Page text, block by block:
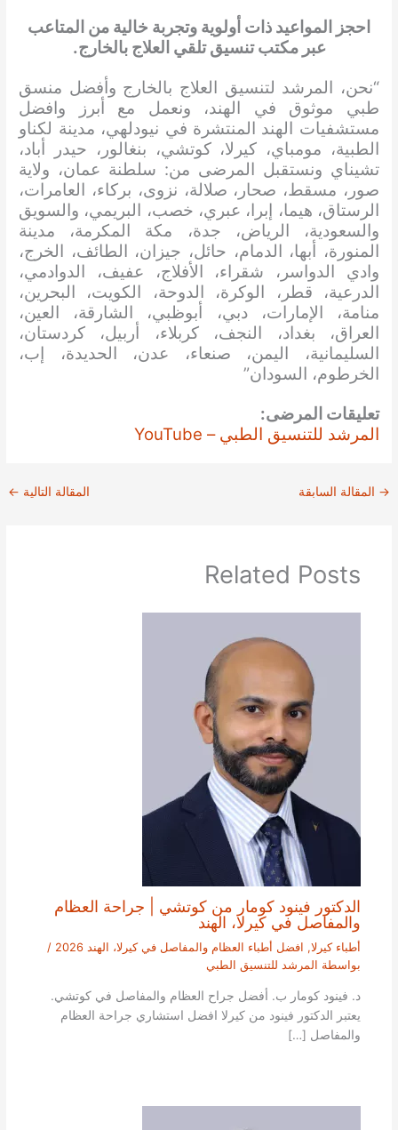
احجز المواعيد ذات أولوية وتجربة خالية من المتاعب
عبر مكتب تنسيق تلقي العلاج بالخارج.
“نحن، المرشد لتنسيق العلاج بالخارج وأفضل منسق
طبي موثوق في الهند، ونعمل مع أبرز وافضل
مستشفيات الهند المنتشرة في نيودلهي، مدينة لكناو
الطبية، مومباي، كيرلا، كوتشي، بنغالور، حيدر أباد،
تشيناي ونستقبل المرضى من: سلطنة عمان، ولاية
صور، مسقط، صحار، صلالة، نزوى، بركاء، العامرات،
الرستاق، هيما، إبرا، عبري، خصب، البريمي، والسويق
والسعودية، الرياض، جدة، مكة المكرمة، مدينة
المنورة، أبها، الدمام، حائل، جيزان، الطائف، الخرج،
وادي الدواسر، شقراء، الأفلاج، عفيف، الدوادمي،
الدرعية، قطر، الوكرة، الدوحة، الكويت، البحرين،
منامة، الإمارات، دبي، أبوظبي، الشارقة، العين،
العراق، بغداد، النجف، كربلاء، أربيل، كردستان،
السليمانية، اليمن، صنعاء، عدن، الحديدة، إب،
الخرطوم، السودان”
تعليقات المرضى:
المرشد للتنسيق الطبي – YouTube
→ المقالة السابقة المقالة التالية ←
Related Posts
الدكتور فينود كومار من كوتشي | جراحة العظام
والمفاصل في كيرلا، الهند
أطباء كيرلا, افضل أطباء العظام والمفاصل في كيرلا، الهند 2026
/
بواسطة المرشد للتنسيق الطبي
د. فينود كومار ب. أفضل جراح العظام والمفاصل في كوتشي.
يعتبر الدكتور فينود من كيرلا افضل استشاري جراحة العظام
والمفاصل […]